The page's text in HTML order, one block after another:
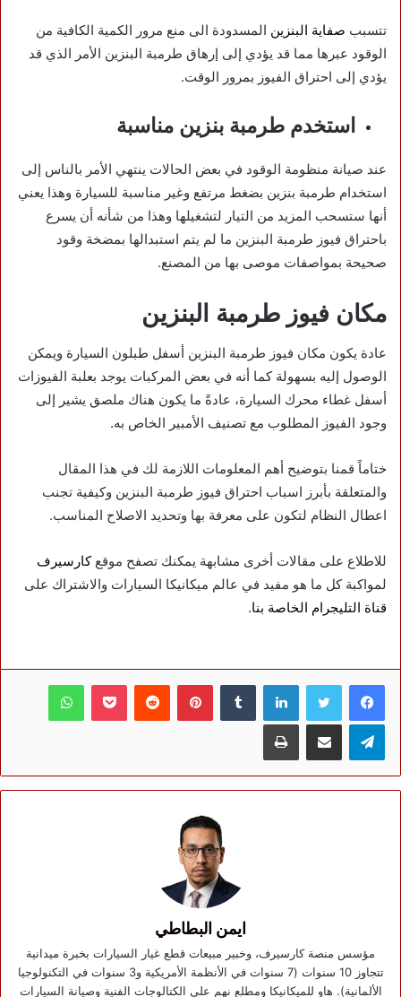
تتسبب صفاية البنزين المسدودة الى منع مرور الكمية الكافية من
الوقود عبرها مما قد يؤدي إلى إرهاق طرمبة البنزين الأمر الذي قد
يؤدي إلى احتراق الفيوز بمرور الوقت.
استخدم طرمبة بنزين مناسبة
عند صيانة منظومة الوقود في بعض الحالات ينتهي الأمر بالناس إلى
استخدام طرمبة بنزين بضغط مرتفع وغير مناسبة للسيارة وهذا يعني
أنها ستسحب المزيد من التيار لتشغيلها وهذا من شأنه أن يسرع
باحتراق فيوز طرمبة البنزين ما لم يتم استبدالها بمضخة وقود
صحيحة بمواصفات موصى بها من المصنع.
مكان فيوز طرمبة البنزين
عادة يكون مكان فيوز طرمبة البنزين أسفل طبلون السيارة ويمكن
الوصول إليه بسهولة كما أنه في بعض المركبات يوجد بعلبة الفيوزات
أسفل غطاء محرك السيارة، عادةً ما يكون هناك ملصق يشير إلى
وجود الفيوز المطلوب مع تصنيف الأمبير الخاص به.
ختاماً قمنا بتوضيح أهم المعلومات اللازمة لك في هذا المقال
والمتعلقة بأبرز اسباب احتراق فيوز طرمبة البنزين وكيفية تجنب
اعطال النظام لتكون على معرفة بها وتحديد الاصلاح المناسب.
للاطلاع على مقالات أخرى مشابهة يمكنك تصفح موقعكارسيرف
لمواكبة كل ما هو مفيد في عالم ميكانيكا السيارات والاشتراك على
قناة التليجرام الخاصة بنا.
فيسبوك تويتر لينكدإن بينتيريست بوكيت واتساب
تيلقرام مشاركة عبر البريد طباعة
ايمن البطاطي
مؤسس منصة كارسيرف، وخبير مبيعات قطع غيار السيارات بخبرة ميدانية
تتجاوز 10 سنوات (7 سنوات في الأنظمة الأمريكية و3 سنوات في التكنولوجيا
الألمانية). هاوٍ للميكانيكا ومطلع نهم على الكتالوجات الفنية وصيانة السيارات